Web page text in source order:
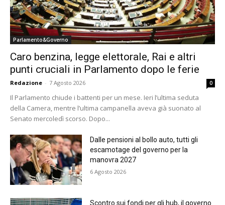
Parlamento&Governo
Caro benzina, legge elettorale, Rai e altri
punti cruciali in Parlamento dopo le ferie
Redazione - 7 Agosto 2026 0
Il Parlamento chiude i battenti per un mese. Ieri l’ultima seduta
della Camera, mentre l’ultima campanella aveva già suonato al
Senato mercoledì scorso. Dopo...
Dalle pensioni al bollo auto, tutti gli
escamotage del governo per la
manovra 2027
6 Agosto 2026
Scontro sui fondi per gli hub, il governo